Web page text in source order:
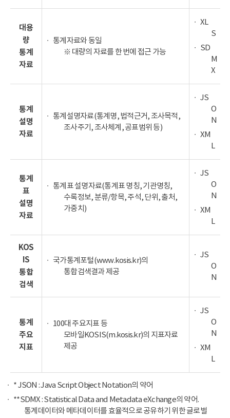
대용
량
통계
자료
통계자료와 동일
※ 대량의 자료를 한 번에 접근 가능
XL
S
SD
M
X
통계
설명
자료
통계설명자료(통계명, 법적근거, 조사목적,
조사주기, 조사체계, 공표범위 등)
JS
O
N
XM
L
통계
표
설명
자료
통계표 설명자료(통계표 명칭, 기관명칭,
수록정보, 분류/항목, 주석, 단위, 출처,
가중치)
JS
O
N
XM
L
KOS
IS
통합
검색
국가통계포털(www.kosis.kr)의
통합검색결과 제공
JS
O
N
통계
주요
지표
100대 주요지표 등
모바일KOSIS(m.kosis.kr)의 지표자료
제공
JS
O
N
XM
L
* JSON : Java Script Object Notation의 약어
**SDMX : Statistical Data and Metadata eXchange의 약어.
통계데이터와 메타데이터를 효율적으로 공유하기 위한 글로벌